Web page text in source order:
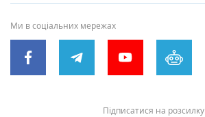
Ми в соціальних мережах
Підписатися на розсилку